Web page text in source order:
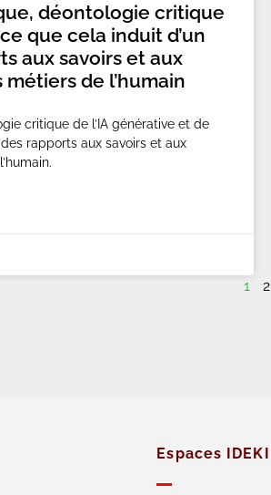
déontologie critique
que cela induit d’un
aux savoirs et aux
de l’humain
critique de l’IA générative et de
rapports aux savoirs et aux
1 2
Espaces IDEKI